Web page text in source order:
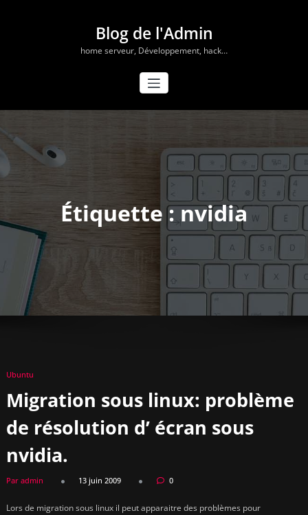
Blog de l'Admin
home serveur, Développement, hack…
Étiquette : nvidia
Ubuntu
Migration sous linux: problème
de résolution d’ écran sous
nvidia.
Par admin 13 juin 2009 0
Lors de migration sous linux il peut apparaitre des problèmes pour